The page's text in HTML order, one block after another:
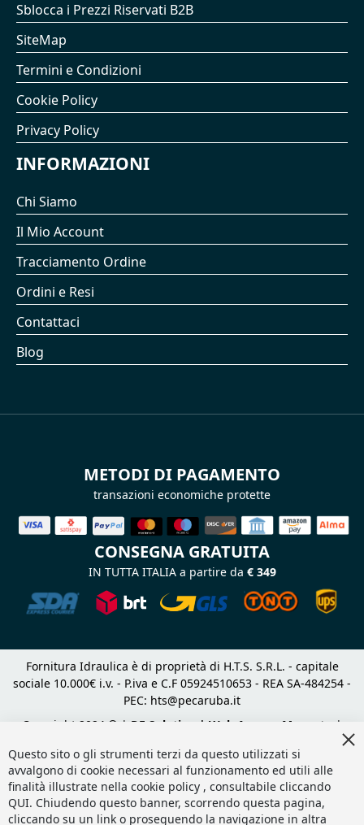
Sblocca i Prezzi Riservati B2B
SiteMap
Termini e Condizioni
Cookie Policy
Privacy Policy
INFORMAZIONI
Chi Siamo
Il Mio Account
Tracciamento Ordine
Ordini e Resi
Contattaci
Blog
METODI DI PAGAMENTO
transazioni economiche protette
CONSEGNA GRATUITA
IN TUTTA ITALIA a partire da € 349
Fornitura Idraulica è di proprietà di H.T.S. S.R.L. - capitale
sociale 10.000€ i.v. - P.iva e C.F 05924510653 - REA SA-484254 -
PEC: hts@pecaruba.it
Copyright 2024 © | DF Solution | Web Agency Magento
|
Questo sito o gli strumenti terzi da questo utilizzati si
avvalgono di cookie necessari al funzionamento ed utili alle
finalità illustrate nella cookie policy , consultabile cliccando
QUI. Chiudendo questo banner, scorrendo questa pagina,
cliccando su un link o proseguendo la navigazione in altra